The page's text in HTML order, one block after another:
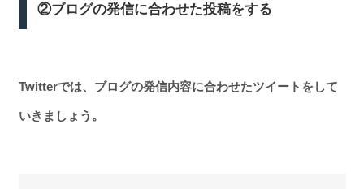
②ブログの発信に合わせた投稿をする
Twitterでは、ブログの発信内容に合わせたツイートをして
いきましょう。